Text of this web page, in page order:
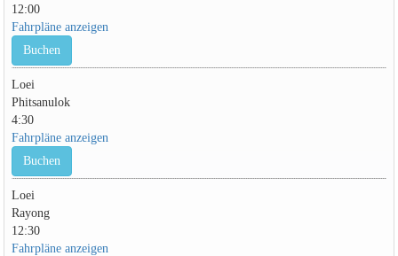
12:00
Fahrpläne anzeigen
Buchen
Loei
Phitsanulok
4:30
Fahrpläne anzeigen
Buchen
Loei
Rayong
12:30
Fahrpläne anzeigen